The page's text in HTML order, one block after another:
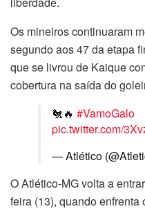
Os mineiros continuaram
segundo aos 47 da etapa
que se livrou de Kaique
cobertura na saída do
🐔🔥 #VamoGalo
pic.twitter.com/
— Atlético
O Atlético-MG volta a
feira (13), quando enfrenta